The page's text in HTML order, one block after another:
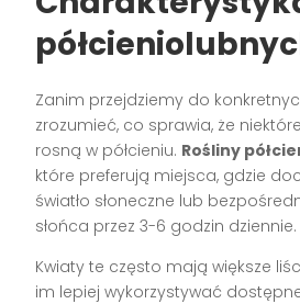
Zanim przejdziemy do
zrozumieć, co sprawia, że
rosną w półcieniu. Rośliny
które preferują miejsca, gdzie
światło słoneczne lub
słońca przez 3-6 godzin dziennie.
Kwiaty te często mają większe
im lepiej wykorzystywać